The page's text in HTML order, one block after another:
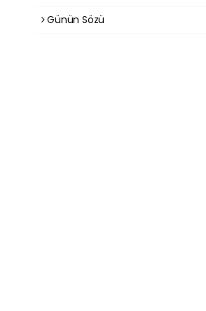
Günün Sözü